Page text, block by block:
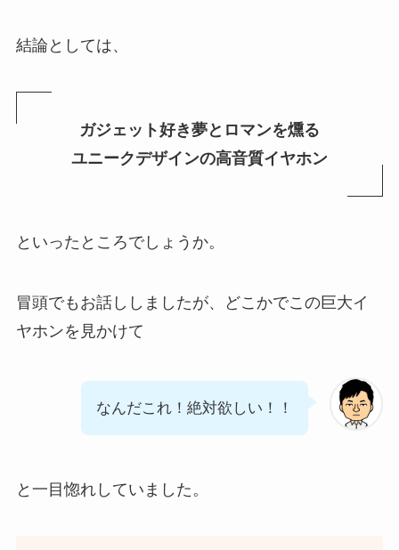
結論としては、
ガジェット好き夢とロマンを燻る
ユニークデザインの高音質イヤホン
といったところでしょうか。
冒頭でもお話ししましたが、どこかでこの巨大イ
ヤホンを見かけて
なんだこれ！絶対欲しい！！
と一目惚れしていました。